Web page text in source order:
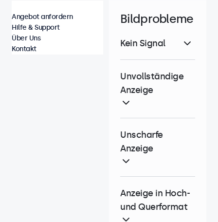
Bildprobleme
Kein Signal
Unvollständige
Anzeige
Unscharfe
Anzeige
Anzeige in Hoch-
und Querformat
Angebot anfordern
Hilfe & Support
Über Uns
Kontakt